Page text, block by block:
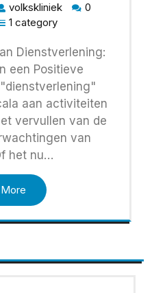
volkskliniek
0
1 category
Dienstverlening:
een Positieve
aan activiteiten
vervullen van de
van
het nu…